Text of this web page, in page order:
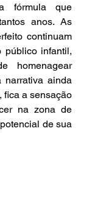
fórmula que
anos. As
continuam
público infantil,
homenagear
narrativa ainda
fica a sensação
na zona de
de sua